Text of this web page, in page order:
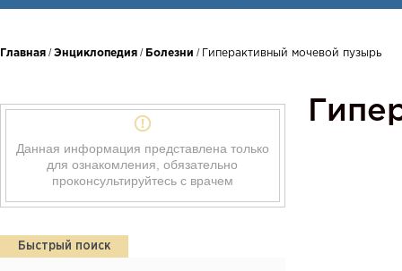
Вы здесь
Главная /Энциклопедия / Болезни / Гиперактивный мочевой пузырь
Данная информация представлена только
для ознакомления, обязательно
проконсультируйтесь с врачем
Быстрый поиск